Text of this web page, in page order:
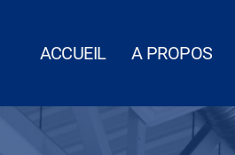
ACCUEIL A PROPOS